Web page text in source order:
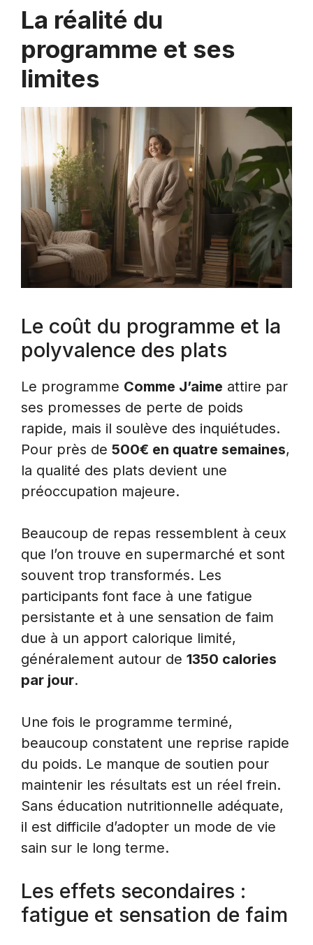
La réalité du
programme et ses
limites
Le coût du programme et la
polyvalence des plats
Le programme Comme J’aime attire par
ses promesses de perte de poids
rapide, mais il soulève des inquiétudes.
Pour près de 500€ en quatre semaines,
la qualité des plats devient une
préoccupation majeure.
Beaucoup de repas ressemblent à ceux
que l’on trouve en supermarché et sont
souvent trop transformés. Les
participants font face à une fatigue
persistante et à une sensation de faim
due à un apport calorique limité,
généralement autour de 1350 calories
par jour.
Une fois le programme terminé,
beaucoup constatent une reprise rapide
du poids. Le manque de soutien pour
maintenir les résultats est un réel frein.
Sans éducation nutritionnelle adéquate,
il est difficile d’adopter un mode de vie
sain sur le long terme.
Les effets secondaires :
fatigue et sensation de faim